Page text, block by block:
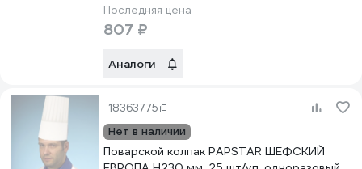
Последняя цена
807 ₽
Аналоги
18363775
Нет в наличии
Поварской колпак PAPSTAR ШЕФСКИЙ